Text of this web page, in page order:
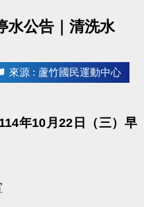
解釋之權利。
水公告｜清洗水
來源 : 蘆竹國民運動中心
114年10月22日（三）早